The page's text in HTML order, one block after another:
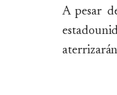
A pesar